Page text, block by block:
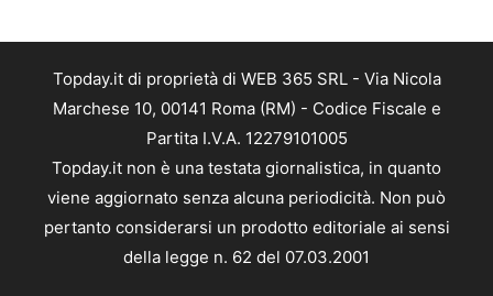
Topday.it di proprietà di WEB 365 SRL - Via Nicola
Marchese 10, 00141 Roma (RM) - Codice Fiscale e
Partita I.V.A. 12279101005
Topday.it non è una testata giornalistica, in quanto
viene aggiornato senza alcuna periodicità. Non può
pertanto considerarsi un prodotto editoriale ai sensi
della legge n. 62 del 07.03.2001